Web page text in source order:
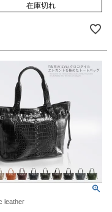
在庫切れ
leather